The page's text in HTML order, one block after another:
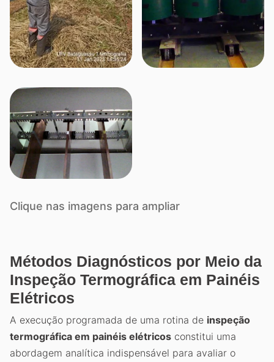
Clique nas imagens para ampliar
Métodos Diagnósticos por Meio da
Inspeção Termográfica em Painéis
Elétricos
A execução programada de uma rotina de inspeção
termográfica em painéis elétricos constitui uma
abordagem analítica indispensável para avaliar o